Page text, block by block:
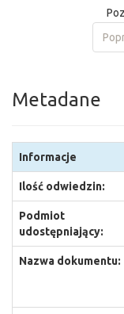
Metadane
Informacje
Ilość odwiedzin:
Podmiot
udostępniający:
Nazwa dokumentu: